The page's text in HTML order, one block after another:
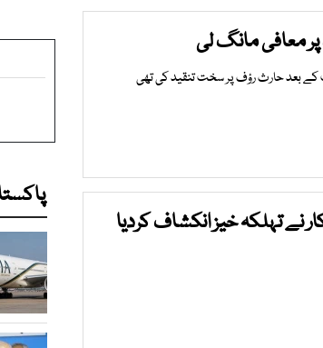
معافی مانگ لی
کے بعد حارث رؤف پر سخت تنقید کی تھی
نے تہلکہ خیز انکشاف کردیا